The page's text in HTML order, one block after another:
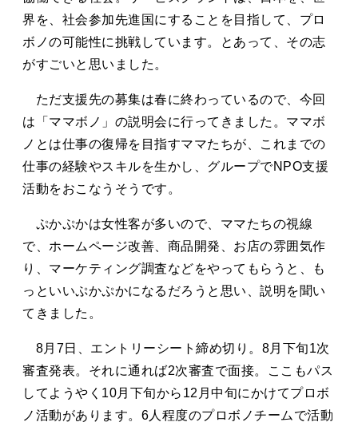
界を、社会参加先進国にすることを目指して、プロ
ボノの可能性に挑戦しています。とあって、その志
がすごいと思いました。
ただ支援先の募集は春に終わっているので、今回
は「ママボノ」の説明会に行ってきました。ママボ
ノとは仕事の復帰を目指すママたちが、これまでの
仕事の経験やスキルを生かし、グループでNPO支援
活動をおこなうそうです。
ぷかぷかは女性客が多いので、ママたちの視線
で、ホームページ改善、商品開発、お店の雰囲気作
り、マーケティング調査などをやってもらうと、も
っといいぷかぷかになるだろうと思い、説明を聞い
てきました。
8月7日、エントリーシート締め切り。8月下旬1次
審査発表。それに通れば2次審査で面接。ここもパス
してようやく10月下旬から12月中旬にかけてプロボ
ノ活動があります。6人程度のプロボノチームで活動